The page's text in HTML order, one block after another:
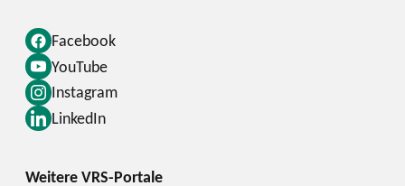
Facebook
YouTube
Instagram
LinkedIn